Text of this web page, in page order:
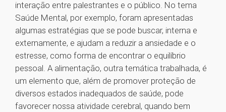
interação entre palestrantes e o público. No tema
Saúde Mental, por exemplo, foram apresentadas
algumas estratégias que se pode buscar, interna e
externamente, e ajudam a reduzir a ansiedade e o
estresse, como forma de encontrar o equilíbrio
pessoal. A alimentação, outra temática trabalhada, é
um elemento que, além de promover proteção de
diversos estados inadequados de saúde, pode
favorecer nossa atividade cerebral, quando bem